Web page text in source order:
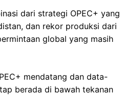
dari strategi OPEC+ yang
dan rekor produksi dari
global yang masih
mendatang dan data-
berada di bawah tekanan